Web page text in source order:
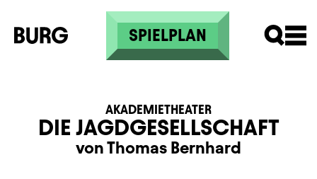
Skip to main content
SPIELPLAN
DIE JAGDGESELLSCHAFT
AKADEMIETHEATER
von Thomas Bernhard